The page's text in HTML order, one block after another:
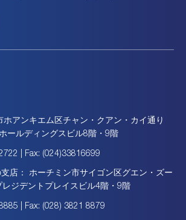
ホアンキエム区チャン・クアン・カイ通り
ールディングスビル8階・9階
| Fax: (024)33816699
店：
ホーチミン市サイゴン区グエン・ズー
ジデントプレイスビル4階・9階
| Fax: (028) 3821 8879